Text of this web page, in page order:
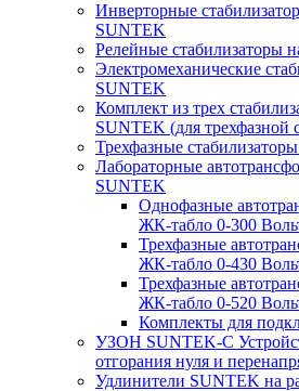
Инверторные
SUNTEK
Релейные стабилизаторы
Электромеханические
SUNTEK
Комплект из трех
SUNTEK (для трехфазной
Трехфазные
Лабораторные
SUNTEK
Однофазные
ЖК-табло 0-300
Трехфазные
ЖК-табло 0-430
Трехфазные
ЖК-табло 0-520
Комплекты для
УЗОН SUNTEK-C
отгорания нуля и
Удлинители SUNTEK на